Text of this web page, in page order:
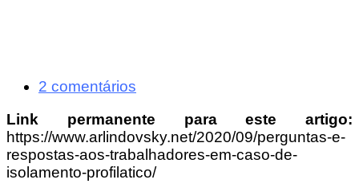
2 comentários
Link permanente para este artigo:
https://www.arlindovsky.net/2020/09/perguntas-e-
respostas-aos-trabalhadores-em-caso-de-
isolamento-profilatico/